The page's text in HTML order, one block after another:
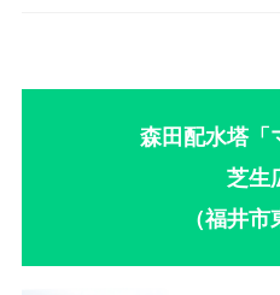
森田配水塔「
芝生
（福井市